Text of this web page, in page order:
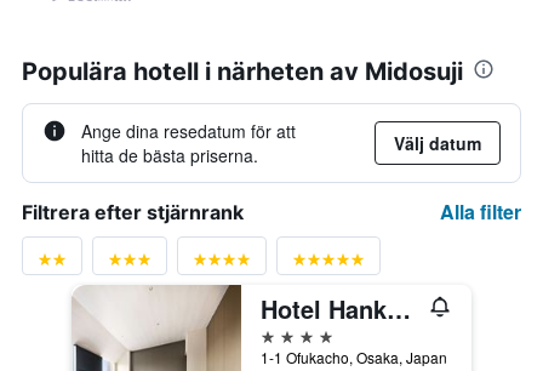
Populära hotell i närheten av Midosuji
Ange dina resedatum för att
hitta de bästa priserna.
Välj datum
Filtrera efter stjärnrank Alla filter
Hotel Hankyu Respire Osaka
4 stjärnor
1-1 Ofukacho, Osaka, Japan